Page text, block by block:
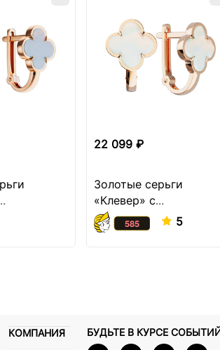
22 099 ₽
Золотые серьги
«Клевер» с
перламутром 5
КОМПАНИЯ БУДЬТЕ В КУРСЕ